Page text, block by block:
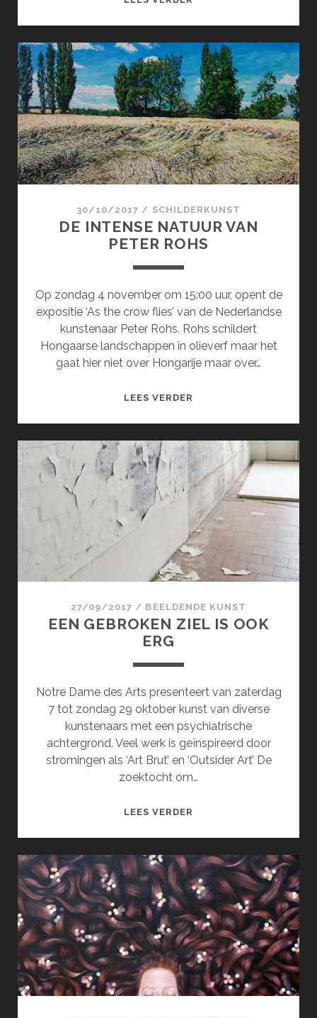
30/10/2017 / SCHILDERKUNST
DE INTENSE NATUUR VAN
PETER ROHS
Op zondag 4 november om 15:00 uur, opent de
expositie ‘As the crow flies’ van de Nederlandse
kunstenaar Peter Rohs. Rohs schildert
Hongaarse landschappen in olieverf maar het
gaat hier niet over Hongarije maar over…
LEES VERDER
VAN
PETER
ROHS
27/09/2017 / BEELDENDE KUNST
EEN GEBROKEN ZIEL IS OOK
ERG
Notre Dame des Arts presenteert van zaterdag
7 tot zondag 29 oktober kunst van diverse
kunstenaars met een psychiatrische
achtergrond. Veel werk is geïnspireerd door
stromingen als ‘Art Brut’ en ‘Outsider Art’ De
zoektocht om…
LEES VERDER
IS
OOK
ERG